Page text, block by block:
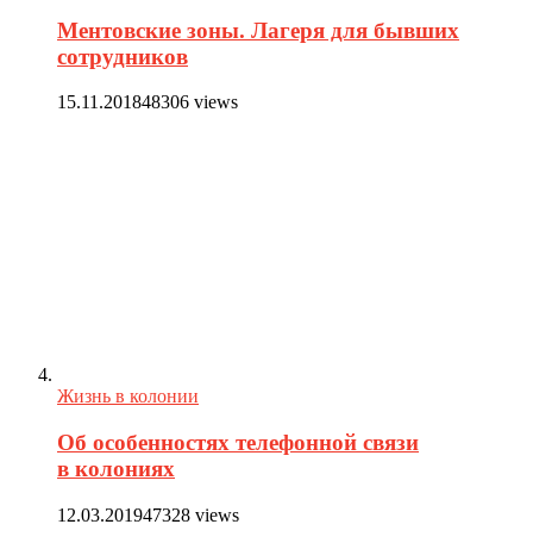
Ментовские зоны. Лагеря для бывших
сотрудников
15.11.201848306 views
Жизнь в колонии
Об особенностях телефонной связи
в колониях
12.03.201947328 views